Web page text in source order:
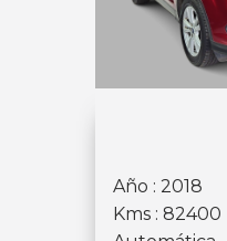
Año : 2018
Kms : 82400